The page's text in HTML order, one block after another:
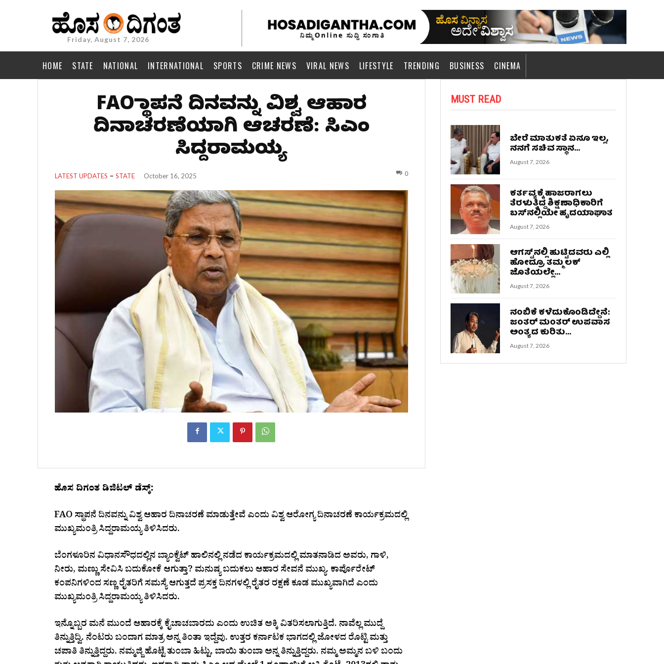
Friday, August 7, 2026
HOME STATE NATIONAL INTERNATIONAL SPORTS CRIME NEWS VIRAL NEWS LIFESTYLE TRENDING BUSINESS CINEMA
FAO ಸ್ಥಾಪನೆ ದಿನವನ್ನು ವಿಶ್ವ ಆಹಾರ
ದಿನಾಚರಣೆಯಾಗಿ ಆಚರಣೆ: ಸಿಎಂ
ಸಿದ್ದರಾಮಯ್ಯ
LATEST UPDATES STATE October 16, 2025 0
ಹೊಸ ದಿಗಂತ ಡಿಜಿಟಲ್ ಡೆಸ್ಕ್:
FAO ಸ್ಥಾಪನೆ ದಿನವನ್ನು ವಿಶ್ವ ಆಹಾರ ದಿನಾಚರಣೆ ಮಾಡುತ್ತೇವೆ ಎಂದು ವಿಶ್ವ ಆರೋಗ್ಯ ದಿನಾಚರಣೆ ಕಾರ್ಯಕ್ರಮದಲ್ಲಿ
ಮುಖ್ಯಮಂತ್ರಿ ಸಿದ್ದರಾಮಯ್ಯ ತಿಳಿಸಿದರು.
ಬೆಂಗಳೂರಿನ ವಿಧಾನಸೌಧದಲ್ಲಿನ ಬ್ಯಾಂಕ್ವೆಟ್ ಹಾಲಿನಲ್ಲಿ ನಡೆದ ಕಾರ್ಯಕ್ರಮದಲ್ಲಿ ಮಾತನಾಡಿದ ಅವರು, ಗಾಳಿ,
ನೀರು, ಮಣ್ಣು ಸೇವಿಸಿ ಬದುಕೋಕೆ ಆಗುತ್ತಾ? ಮನುಷ್ಯ ಬದುಕಲು ಆಹಾರ ಸೇವನೆ ಮುಖ್ಯ. ಕಾರ್ಪೊರೇಟ್
ಕಂಪನಿಗಳಿಂದ ಸಣ್ಣ ರೈತರಿಗೆ ಸಮಸ್ಯೆ ಆಗುತ್ತದೆ ಪ್ರಸಕ್ತ ದಿನಗಳಲ್ಲಿ ರೈತರ ರಕ್ಷಣೆ ಕೂಡ ಮುಖ್ಯವಾಗಿದೆ ಎಂದು
ಮುಖ್ಯಮಂತ್ರಿ ಸಿದ್ದರಾಮಯ್ಯ ತಿಳಿಸಿದರು.
ಇನ್ನೊಬ್ಬರ ಮನೆ ಮುಂದೆ ಆಹಾರಕ್ಕೆ ಕೈಚಾಚಬಾರದು ಎಂದು ಉಚಿತ ಅಕ್ಕಿ ವಿತರಿಸಲಾಗುತ್ತಿದೆ. ನಾವೆಲ್ಲ ಮುದ್ದೆ
ತಿನ್ನುತ್ತಿದ್ವಿ. ನೆಂಟರು ಬಂದಾಗ ಮಾತ್ರ ಅನ್ನ ತಿಂತಾ ಇದ್ದೆವು. ಉತ್ತರ ಕರ್ನಾಟಕ ಭಾಗದಲ್ಲಿ ಜೋಳದ ರೊಟ್ಟಿ ಮತ್ತು
ಚಪಾತಿ ತಿನ್ನುತ್ತಿದ್ದರು. ನಮ್ಮಜ್ಜಿ ಹೊಟ್ಟೆ ತುಂಬಾ ಹಿಟ್ಟು, ಬಾಯಿ ತುಂಬಾ ಅನ್ನ ತಿನ್ನುತ್ತಿದ್ದರು. ನಮ್ಮ ಅಮ್ಮನ ಬಳಿ ಬಂದು
MUST READ
ಬೇರೆ ಮಾತುಕತೆ ಏನೂ ಇಲ್ಲ,
ನನಗೆ ಸಚಿವ ಸ್ಥಾನ...
August 7, 2026
ಕರ್ತವ್ಯಕ್ಕೆ ಹಾಜರಾಗಲು
ತೆರಳುತ್ತಿದ್ದ ಶಿಕ್ಷಣಾಧಿಕಾರಿಗೆ
ಬಸ್‌ನಲ್ಲಿಯೇ ಹೃದಯಾಘಾತ
August 7, 2026
ಆಗಸ್ಟ್‌ನಲ್ಲಿ ಹುಟ್ಟಿದವರು ಎಲ್ಲಿ
ಹೋದ್ರೂ ತಮ್ಮ ಲಕ್‌
ಜೊತೆಯಲ್ಲೇ...
August 7, 2026
ನಂಬಿಕೆ ಕಳೆದುಕೊಂಡಿದ್ದೇನೆ:
ಜಂತರ್ ಮಂತರ್ ಉಪವಾಸ
ಅಂತ್ಯದ ಕುರಿತು...
August 7, 2026